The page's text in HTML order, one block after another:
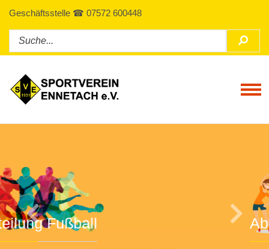
Geschäftsstelle ☎ 07572 600448
Abteilung Turnen
Previous Next